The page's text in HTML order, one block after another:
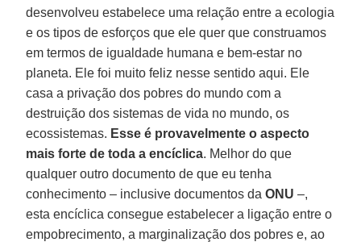
desenvolveu estabelece uma relação entre a ecologia
e os tipos de esforços que ele quer que construamos
em termos de igualdade humana e bem-estar no
planeta. Ele foi muito feliz nesse sentido aqui. Ele
casa a privação dos pobres do mundo com a
destruição dos sistemas de vida no mundo, os
ecossistemas. Esse é provavelmente o aspecto
mais forte de toda a encíclica. Melhor do que
qualquer outro documento de que eu tenha
conhecimento – inclusive documentos daONU –,
esta encíclica consegue estabelecer a ligação entre o
empobrecimento, a marginalização dos pobres e, ao